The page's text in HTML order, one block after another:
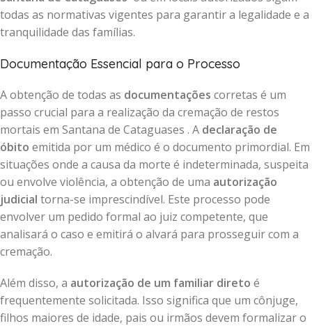
todas as normativas vigentes para garantir a legalidade e a
tranquilidade das famílias.
Documentação Essencial para o Processo
A obtenção de todas as documentações corretas é um
passo crucial para a realização da cremação de restos
mortais em Santana de Cataguases . A declaração de
óbito emitida por um médico é o documento primordial. Em
situações onde a causa da morte é indeterminada, suspeita
ou envolve violência, a obtenção de uma autorização
judicial torna-se imprescindível. Este processo pode
envolver um pedido formal ao juiz competente, que
analisará o caso e emitirá o alvará para prosseguir com a
cremação.
Além disso, a autorização de um familiar direto é
frequentemente solicitada. Isso significa que um cônjuge,
filhos maiores de idade, pais ou irmãos devem formalizar o